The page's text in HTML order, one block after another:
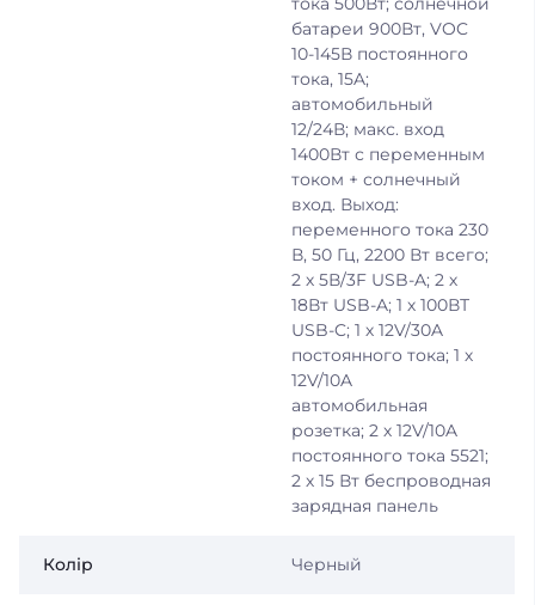
батареи 900Вт, VOC
10-145В постоянного
тока, 15A;
автомобильный
12/24В; макс. вход
1400Вт с переменным
током + солнечный
вход. Выход:
переменного тока 230
В, 50 Гц, 2200 Вт всего;
2 х 5В/3F USB-A; 2 х
18Вт USB-A; 1 х 100ВТ
USB-C; 1 х 12V/30A
постоянного тока; 1 х
12V/10A
автомобильная
розетка; 2 х 12V/10A
постоянного тока 5521;
2 х 15 Вт беспроводная
зарядная панель
Колір Черный